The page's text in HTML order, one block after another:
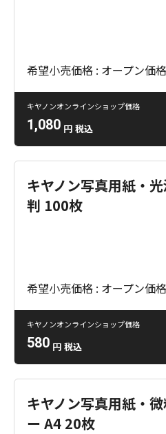
希望小売価格 : オープン価格
キヤノンオンラインショップ価格
1,080 円 税込
キヤノン写真用紙・
判 100枚
希望小売価格 : オープン価格
キヤノンオンラインショップ価格
580 円 税込
キヤノン写真用紙・
ー A4 20枚